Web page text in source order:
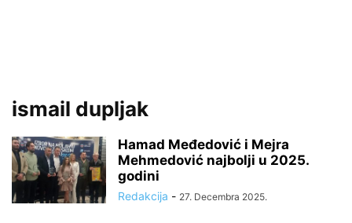
ismail dupljak
Hamad Međedović i Mejra
Mehmedović najbolji u 2025.
godini
Redakcija - 27. Decembra 2025.